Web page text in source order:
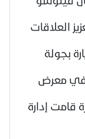
العلاقات
بجولة
وفي معرض
قامت إدارة